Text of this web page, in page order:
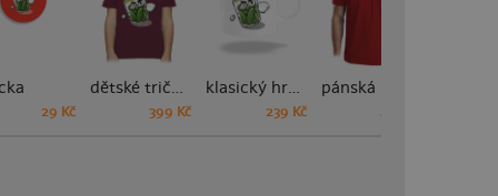
29 Kč
dětské tričko
399 Kč
klasický hrnek
239 Kč 449 Kč